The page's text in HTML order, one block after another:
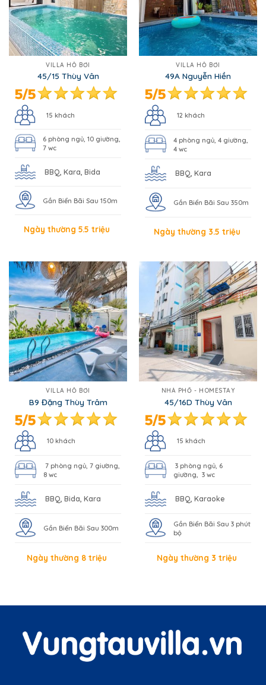
VILLA HỒ BƠI
45/15 Thùy Vân
15 khách
6 phòng ngủ, 10 giường,
7 wc
BBQ, Kara, Bida
Gần Biển Bãi Sau 150m
Ngày thường 5.5 triệu
VILLA HỒ BƠI
49A Nguyễn Hiền
12 khách
4 phòng ngủ, 4 giường,
4 wc
BBQ, Kara
Gần Biển Bãi Sau 350m
Ngày thường 3.5 triệu
VILLA HỒ BƠI
B9 Đặng Thùy Trâm
10 khách
7 phòng ngủ, 7 giường,
8 wc
BBQ, Bida, Kara
Gần Biển Bãi Sau 300m
Ngày thường 8 triệu
NHÀ PHỐ - HOMESTAY
45/16D Thùy Vân
15 khách
3 phòng ngủ, 6
giường, 3 wc
BBQ, Karaoke
Gần Biển Bãi Sau 3 phút
bộ
Ngày thường 3 triệu